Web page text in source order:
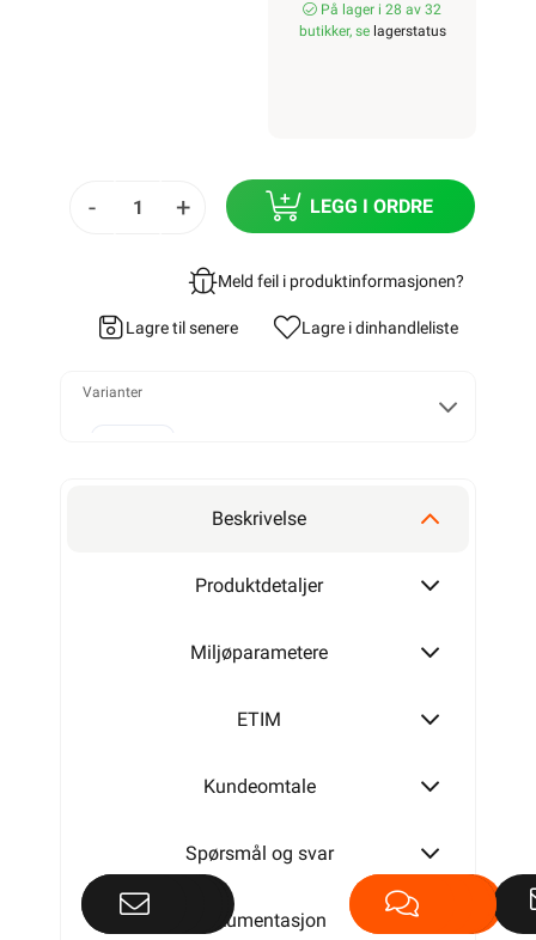
På lager i 28 av 32
butikker, se lagerstatus
- + LEGG I ORDRE
Meld feil i produktinformasjonen?
Lagre til senere Lagre i dinhandleliste
Varianter
2x2,5
Beskrivelse
Produktdetaljer
Miljøparametere
ETIM
Kundeomtale
Spørsmål og svar
Dokumentasjon